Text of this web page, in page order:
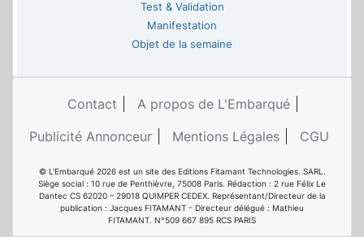
Test & Validation
Manifestation
Objet de la semaine
Contact
A propos de L'Embarqué
Publicité Annonceur
Mentions Légales CGU
© L'Embarqué 2026 est un site des Editions Fitamant Technologies. SARL.
Siège social : 10 rue de Penthièvre, 75008 Paris. Rédaction : 2 rue Félix Le
Dantec CS 62020 – 29018 QUIMPER CEDEX. Représentant/Directeur de la
publication : Jacques FITAMANT - Directeur délégué : Mathieu
FITAMANT. N°509 667 895 RCS PARIS